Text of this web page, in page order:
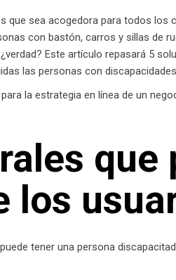
que sea acogedora para todos
con bastón, carros y sillas de
Este artículo repasará 5
las personas con
la estrategia en línea de un
los
tener una persona